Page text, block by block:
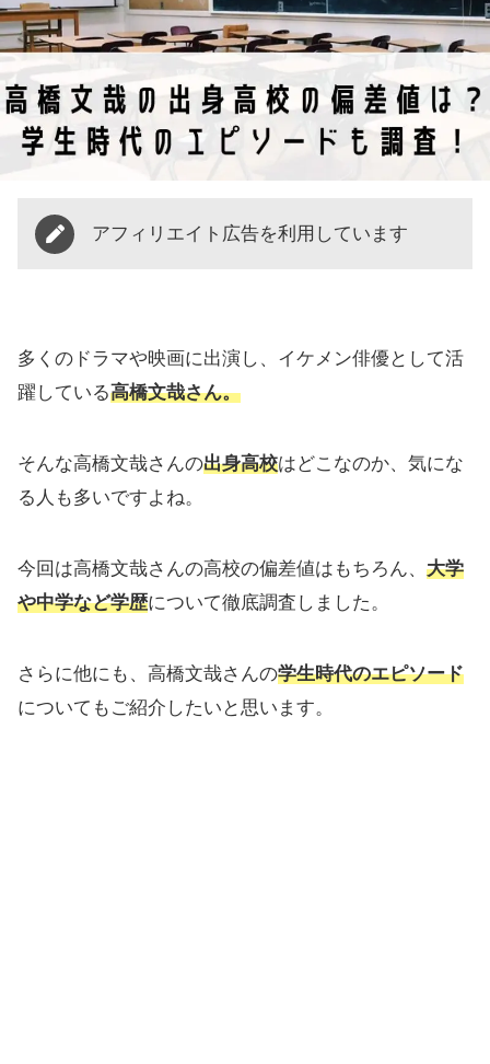
アフィリエイト広告を利用しています
多くのドラマや映画に出演し、イケメン俳優として活
躍している高橋文哉さん。
そんな高橋文哉さんの出身高校はどこなのか、気にな
る人も多いですよね。
今回は高橋文哉さんの高校の偏差値はもちろん、 大学
や中学など学歴について徹底調査しました。
さらに他にも、高橋文哉さんの学生時代のエピソード
についてもご紹介したいと思います。